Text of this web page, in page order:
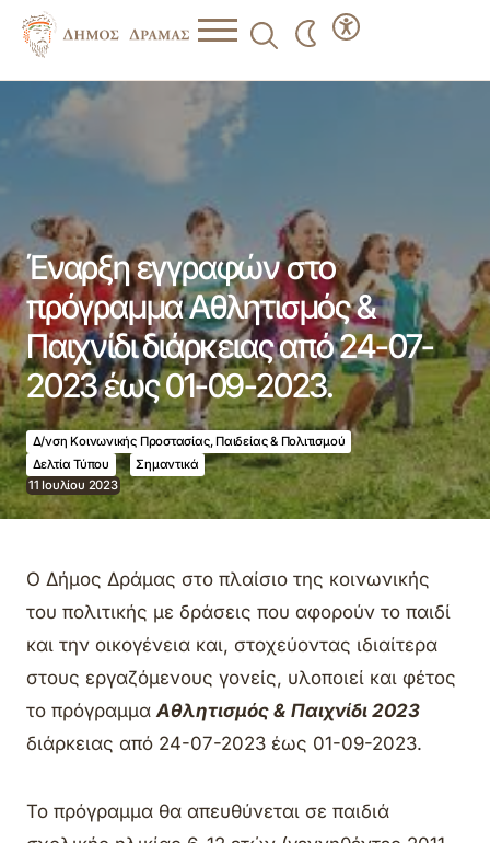
Έναρξη εγγραφών στο πρόγραμμα Αθλητισμός & Παιχνίδι
διάρκειας από 24-07-2023 έως 01-09-2023.
Έναρξη εγγραφών στο
πρόγραμμα Αθλητισμός &
Παιχνίδι διάρκειας από 24-07-
2023 έως 01-09-2023.
Δ/νση Κοινωνικής Προστασίας, Παιδείας & Πολιτισμού
Δελτία Τύπου
Σημαντικά
11 Ιουλίου 2023
Ο Δήμος Δράμας στο πλαίσιο της κοινωνικής
του πολιτικής με δράσεις που αφορούν το παιδί
και την οικογένεια και, στοχεύοντας ιδιαίτερα
στους εργαζόμενους γονείς, υλοποιεί και φέτος
το πρόγραμμαΑθλητισμός & Παιχνίδι 2023
διάρκειας από 24-07-2023 έως 01-09-2023.
Το πρόγραμμα θα απευθύνεται σε παιδιά